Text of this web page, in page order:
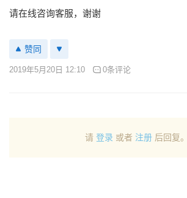
请在线咨询客服，谢谢
赞同
2019年5月20日 12:10 0条评论
请 登录 或者 注册 后回复。